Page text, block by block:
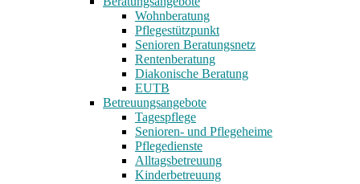
Wohnberatung
Pflegestützpunkt
Senioren Beratungsnetz
Rentenberatung
Diakonische Beratung
EUTB
Betreuungsangebote
Tagespflege
Senioren- und Pflegeheime
Pflegedienste
Alltagsbetreuung
Kinderbetreuung